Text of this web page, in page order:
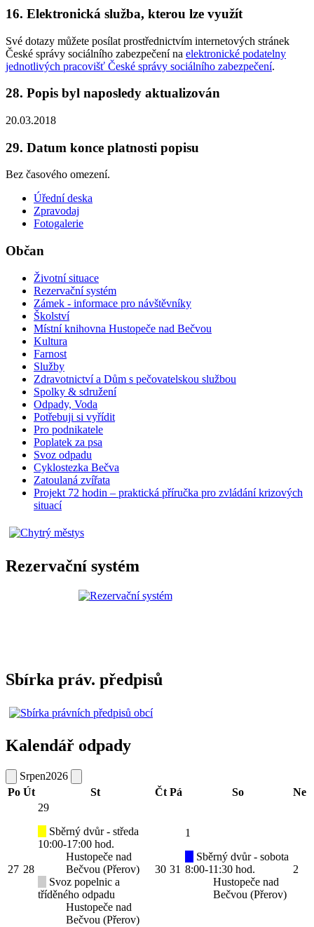
16. Elektronická služba, kterou lze využít
Své dotazy můžete posílat prostřednictvím internetových stránek
České správy sociálního zabezpečení na elektronické podatelny
jednotlivých pracovišť České správy sociálního zabezpečení.
28. Popis byl naposledy aktualizován
20.03.2018
29. Datum konce platnosti popisu
Bez časového omezení.
Úřední deska
Zpravodaj
Fotogalerie
Občan
Životní situace
Rezervační systém
Zámek - informace pro návštěvníky
Školství
Místní knihovna Hustopeče nad Bečvou
Kultura
Farnost
Služby
Zdravotnictví a Dům s pečovatelskou službou
Spolky & sdružení
Odpady, Voda
Potřebuji si vyřídit
Pro podnikatele
Poplatek za psa
Svoz odpadu
Cyklostezka Bečva
Zatoulaná zvířata
Projekt 72 hodin – praktická příručka pro zvládání krizových
situací
Rezervační systém
Sbírka práv. předpisů
Kalendář odpady
Srpen2026
Po Út St Čt Pá So Ne
27 28
29
Sběrný dvůr - středa
10:00-17:00 hod.
Hustopeče nad
Bečvou (Přerov)
Svoz popelnic a
tříděného odpadu
Hustopeče nad
Bečvou (Přerov)
30 31
1
Sběrný dvůr - sobota
8:00-11:30 hod.
Hustopeče nad
Bečvou (Přerov)
2